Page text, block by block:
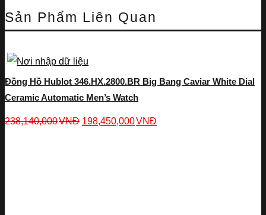
Sản Phẩm Liên Quan
Đồng Hồ Hublot 346.HX.2800.BR Big Bang Caviar White Dial
Ceramic Automatic Men’s Watch
238,140,000VNĐ 198,450,000VNĐ